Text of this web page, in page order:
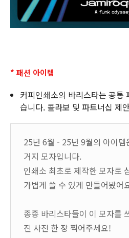
* 패션 아이템
커피인쇄소의 바리스타는 공통
습니다. 콜라보 및 파트너십 제
25년 6월 - 25년 9월의 아이템
거지 모자입니다.
인쇄소 최초로 제작한 모자로
가볍게 쓸 수 있게 만들어봤어
종종 바리스타들이 이 모자를
진 사진 한 장 찍어주세요!